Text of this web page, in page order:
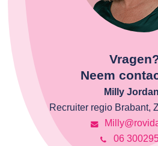
Neem
Milly
Recruiter regio Brabant,
06